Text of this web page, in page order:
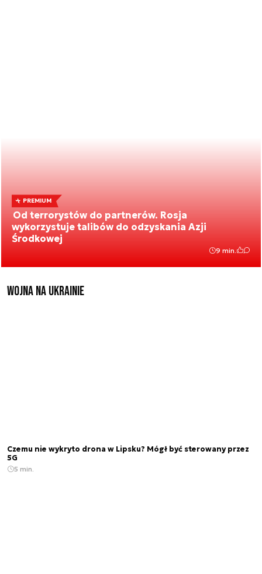
PREMIUM
Od terrorystów do partnerów. Rosja
wykorzystuje talibów do odzyskania Azji
Środkowej
9 min.
Wojna na Ukrainie
Czemu nie wykryto drona w Lipsku? Mógł być sterowany przez
5G
5 min.